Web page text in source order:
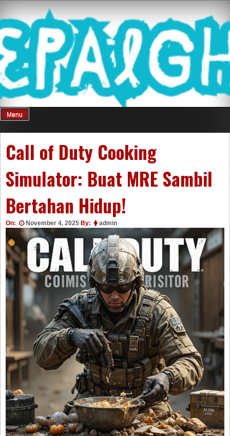
content
Mnepalghopa
Review Game
Terkini Paling
Seluruh Di
Indonesia
Menu
Call of Duty Cooking
Simulator: Buat MRE Sambil
Bertahan Hidup!
On: November 4, 2025 By: admin